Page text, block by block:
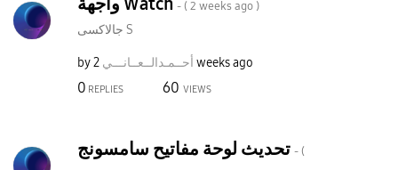
- ( 2 weeks ago )
جالاكسى S
by أحــمـدالــعــانـــي 2 weeks ago
0 REPLIES 60 VIEWS
تحديث لوحة مفاتيح سامسونج - (